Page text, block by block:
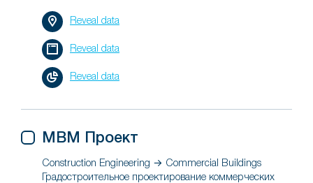
Reveal data
Reveal data
Reveal data
МВМ Проект
Construction Engineering → Commercial Buildings
Градостроительное проектирование коммерческих